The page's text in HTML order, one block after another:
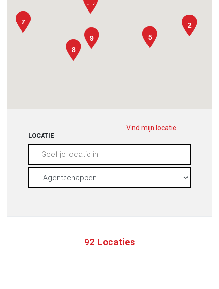
29
8
7
5
2
9
7
5
2
Vind mijn locatie
LOCATIE
92 Locaties